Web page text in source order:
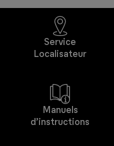
Service
Localisateur
Manuels
d’instructions